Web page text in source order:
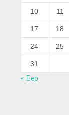
10 11
17 18
24 25
31
« Бер